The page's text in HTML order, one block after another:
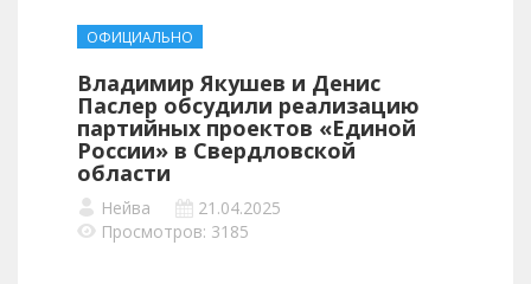
ОФИЦИАЛЬНО
Владимир Якушев и Денис
Паслер обсудили реализацию
партийных проектов «Единой
России» в Свердловской
области
Нейва
21.04.2025
Просмотров: 3185